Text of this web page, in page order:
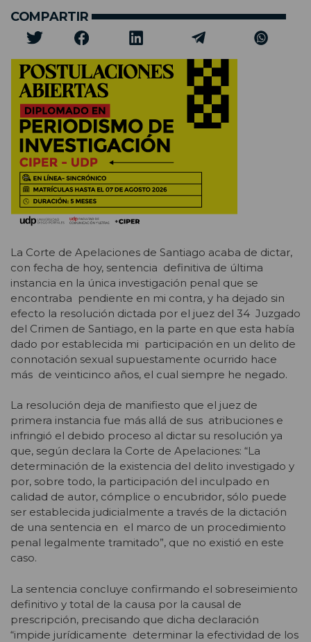
COMPARTIR
La Corte de Apelaciones de Santiago acaba de dictar,
con fecha de hoy, sentencia definitiva de última
instancia en la única investigación penal que se
encontraba pendiente en mi contra, y ha dejado sin
efecto la resolución dictada por el juez del 34 Juzgado
del Crimen de Santiago, en la parte en que esta había
dado por establecida mi participación en un delito de
connotación sexual supuestamente ocurrido hace
más de veinticinco años, el cual siempre he negado.
La resolución deja de manifiesto que el juez de
primera instancia fue más allá de sus atribuciones e
infringió el debido proceso al dictar su resolución ya
que, según declara la Corte de Apelaciones: “La
determinación de la existencia del delito investigado y
por, sobre todo, la participación del inculpado en
calidad de autor, cómplice o encubridor, sólo puede
ser establecida judicialmente a través de la dictación
de una sentencia en el marco de un procedimiento
penal legalmente tramitado”, que no existió en este
caso.
La sentencia concluye confirmando el sobreseimiento
definitivo y total de la causa por la causal de
prescripción, precisando que dicha declaración
“impide jurídicamente determinar la efectividad de los